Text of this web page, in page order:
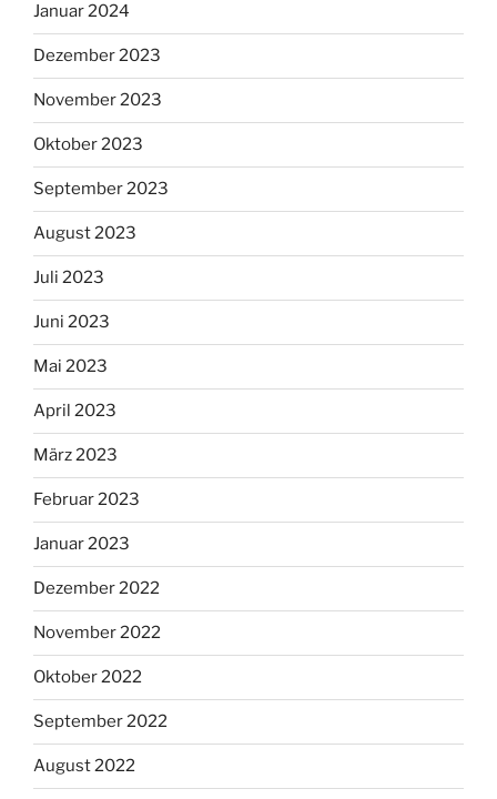
Januar 2024
Dezember 2023
November 2023
Oktober 2023
September 2023
August 2023
Juli 2023
Juni 2023
Mai 2023
April 2023
März 2023
Februar 2023
Januar 2023
Dezember 2022
November 2022
Oktober 2022
September 2022
August 2022